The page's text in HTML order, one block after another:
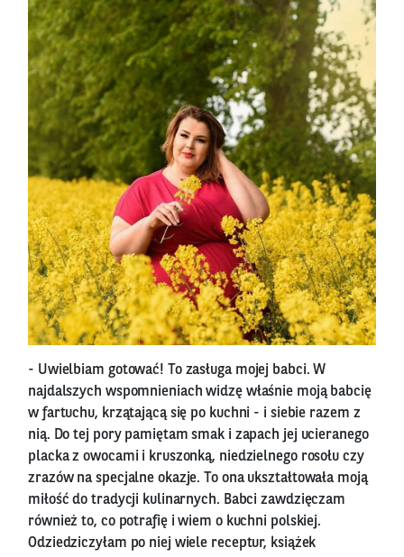
- Uwielbiam gotować! To zasługa mojej babci. W
najdalszych wspomnieniach widzę właśnie moją babcię
w fartuchu, krzątającą się po kuchni - i siebie razem z
nią. Do tej pory pamiętam smak i zapach jej ucieranego
placka z owocami i kruszonką, niedzielnego rosołu czy
zrazów na specjalne okazje. To ona ukształtowała moją
miłość do tradycji kulinarnych. Babci zawdzięczam
również to, co potrafię i wiem o kuchni polskiej.
Odziedziczyłam po niej wiele receptur, książek